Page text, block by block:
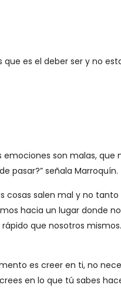
es el deber ser y no
emociones son malas,
pasar?” señala Marroquín.
cosas salen mal y no
hacia un lugar donde
que nosotros
es creer en ti, no
en lo que tú sabes